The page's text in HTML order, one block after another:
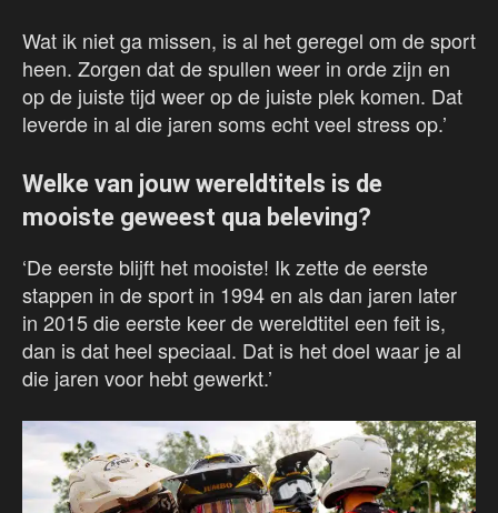
Wat ik niet ga missen, is al het geregel om de sport
heen. Zorgen dat de spullen weer in orde zijn en
op de juiste tijd weer op de juiste plek komen. Dat
leverde in al die jaren soms echt veel stress op.’
Welke van jouw wereldtitels is de
mooiste geweest qua beleving?
‘De eerste blijft het mooiste! Ik zette de eerste
stappen in de sport in 1994 en als dan jaren later
in 2015 die eerste keer de wereldtitel een feit is,
dan is dat heel speciaal. Dat is het doel waar je al
die jaren voor hebt gewerkt.’